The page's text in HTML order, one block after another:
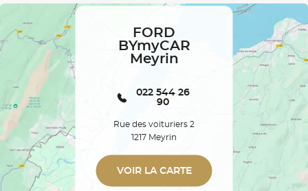
FORD
BYmyCAR
Meyrin
022 544 26
90
Rue des voituriers 2
1217 Meyrin
VOIR LA CARTE